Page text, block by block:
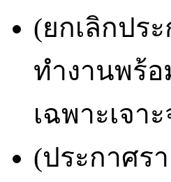
(ยกเลิกปร
ทำงานพร้
เฉพาะเจา
(ประกาศร